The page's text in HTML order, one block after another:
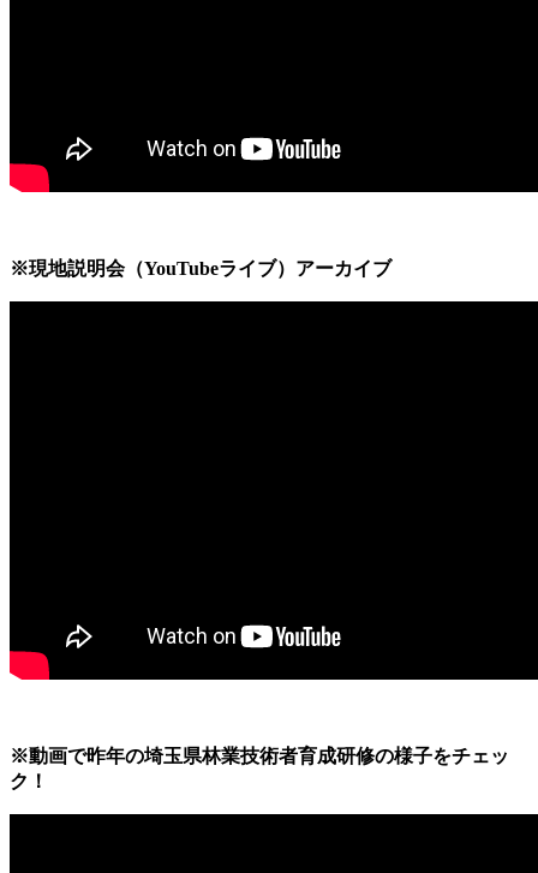
※現地説明会（YouTubeライブ）アーカイブ
※動画で昨年の埼玉県林業技術者育成研修の様子をチェッ
ク！